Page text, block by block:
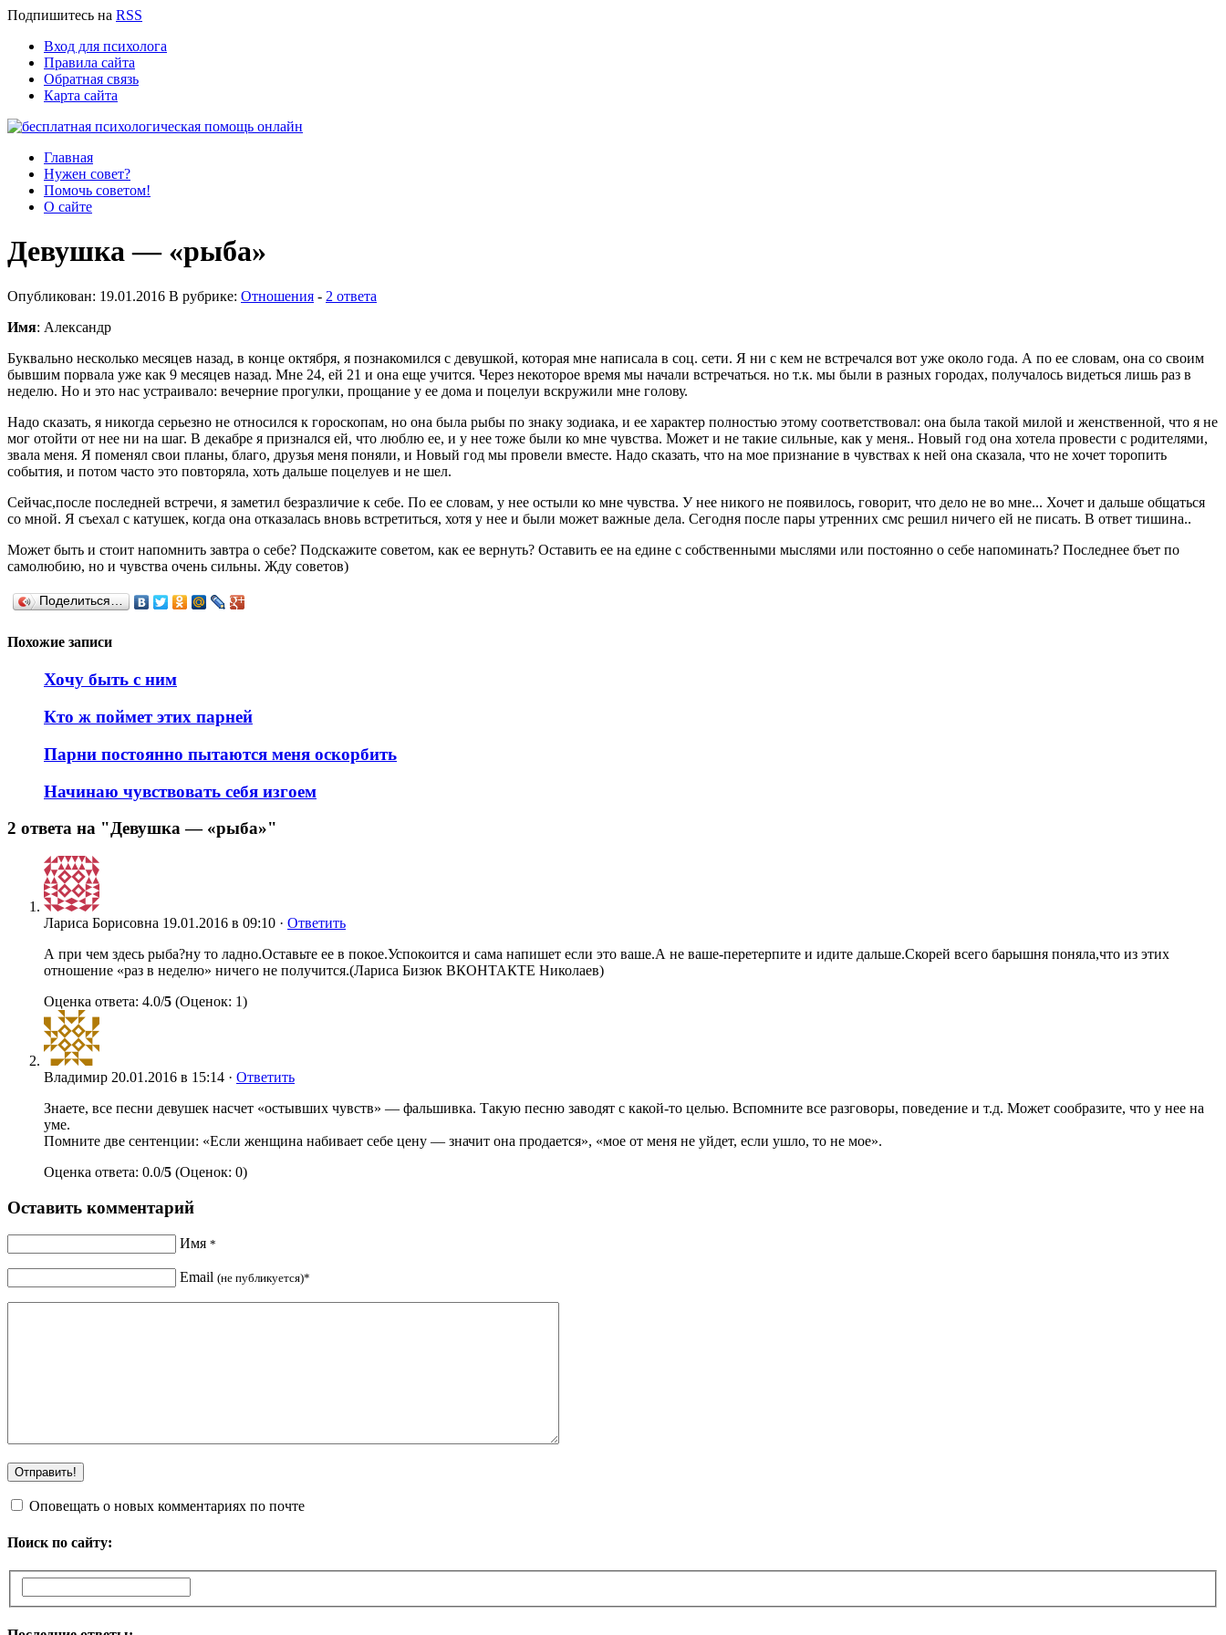
Подпишитесь на RSS
Вход для психолога
Правила сайта
Обратная связь
Карта сайта
Главная
Нужен совет?
Помочь советом!
О сайте
Девушка — «рыба»
Опубликован: 19.01.2016 В рубрике: Отношения - 2 ответа
Имя: Александр
Буквально несколько месяцев назад, в конце октября, я познакомился с девушкой, которая мне написала в соц. сети. Я ни с кем не встречался вот уже около года. А по ее словам, она со своим
бывшим порвала уже как 9 месяцев назад. Мне 24, ей 21 и она еще учится. Через некоторое время мы начали встречаться. но т.к. мы были в разных городах, получалось видеться лишь раз в
неделю. Но и это нас устраивало: вечерние прогулки, прощание у ее дома и поцелуи вскружили мне голову.
Надо сказать, я никогда серьезно не относился к гороскопам, но она была рыбы по знаку зодиака, и ее характер полностью этому соответствовал: она была такой милой и женственной, что я не
мог отойти от нее ни на шаг. В декабре я признался ей, что люблю ее, и у нее тоже были ко мне чувства. Может и не такие сильные, как у меня.. Новый год она хотела провести с родителями,
звала меня. Я поменял свои планы, благо, друзья меня поняли, и Новый год мы провели вместе. Надо сказать, что на мое признание в чувствах к ней она сказала, что не хочет торопить
события, и потом часто это повторяла, хоть дальше поцелуев и не шел.
Сейчас,после последней встречи, я заметил безразличие к себе. По ее словам, у нее остыли ко мне чувства. У нее никого не появилось, говорит, что дело не во мне... Хочет и дальше общаться
со мной. Я съехал с катушек, когда она отказалась вновь встретиться, хотя у нее и были может важные дела. Сегодня после пары утренних смс решил ничего ей не писать. В ответ тишина..
Может быть и стоит напомнить завтра о себе? Подскажите советом, как ее вернуть? Оставить ее на едине с собственными мыслями или постоянно о себе напоминать? Последнее бъет по
самолюбию, но и чувства очень сильны. Жду советов)
Поделиться…
Похожие записи
Хочу быть с ним
Кто ж поймет этих парней
Парни постоянно пытаются меня оскорбить
Начинаю чувствовать себя изгоем
2 ответа на "Девушка — «рыба»"
Лариса Борисовна 19.01.2016 в 09:10 · Ответить
А при чем здесь рыба?ну то ладно.Оставьте ее в покое.Успокоится и сама напишет если это ваше.А не ваше-перетерпите и идите дальше.Скорей всего барышня поняла,что из этих
отношение «раз в неделю» ничего не получится.(Лариса Бизюк ВКОНТАКТЕ Николаев)
Оценка ответа: 4.0/5 (Оценок: 1)
Владимир 20.01.2016 в 15:14 · Ответить
Знаете, все песни девушек насчет «остывших чувств» — фальшивка. Такую песню заводят с какой-то целью. Вспомните все разговоры, поведение и т.д. Может сообразите, что у нее на
уме.
Помните две сентенции: «Если женщина набивает себе цену — значит она продается», «мое от меня не уйдет, если ушло, то не мое».
Оценка ответа: 0.0/5 (Оценок: 0)
Оставить комментарий
Имя *
Email (не публикуется)*
Оповещать о новых комментариях по почте
Поиск по сайту: